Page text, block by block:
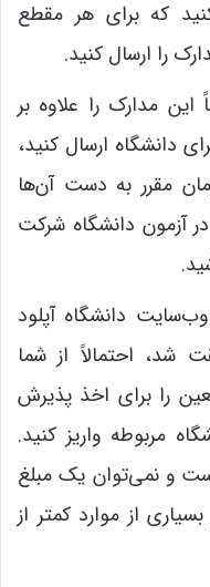
که برای هر مقطع
را ارسال کنید.
مدارک را علاوه بر
دانشگاه ارسال کنید،
مقرر به دست آن‌ها
آزمون دانشگاه شرکت
دانشگاه آپلود
شد،‌ احتمالاً از شما
را برای اخذ پذیرش
مربوطه واریز کنید.
و نمی‌توان یک مبلغ
از موارد کمتر از